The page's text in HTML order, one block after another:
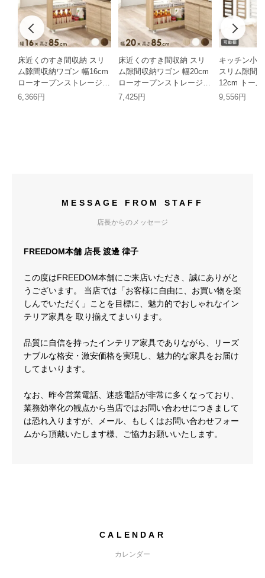
床近くのすき間収納 スリ
ム隙間収納ワゴン 幅16cm
ローオープンストレージ
HH
6,366円
床近くのすき間収納 スリ
ム隙間収納ワゴン 幅20cm
ローオープンストレージ
HH
7,425円
キッチン小
スリム隙間
12cm トー
ンストレー
9,556円
MESSAGE FROM STAFF
店長からのメッセージ
FREEDOM本舗 店長 渡邊 律子
この度はFREEDOM本舗にご来店いただき、誠にありがと
うございます。 当店では「お客様に自由に、お買い物を楽
しんでいただく」ことを目標に、魅力的でおしゃれなイン
テリア家具を 取り揃えてまいります。
品質に自信を持ったインテリア家具でありながら、リーズ
ナブルな格安・激安価格を実現し、魅力的な家具をお届け
してまいります。
なお、昨今営業電話、迷惑電話が非常に多くなっており、
業務効率化の観点から当店ではお問い合わせにつきまして
は恐れ入りますが、メール、もしくはお問い合わせフォー
ムから頂戴いたします様、ご協力お願いいたします。
CALENDAR
カレンダー